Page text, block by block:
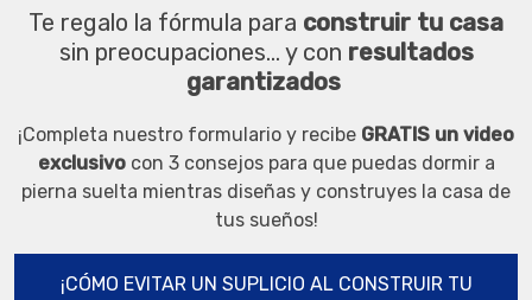
Te regalo la fórmula para construir tu casa
sin preocupaciones... y con resultados
garantizados
¡Completa nuestro formulario y recibe GRATIS un video
exclusivo con 3 consejos para que puedas dormir a
pierna suelta mientras diseñas y construyes la casa de
tus sueños!
¡CÓMO EVITAR UN SUPLICIO AL CONSTRUIR TU